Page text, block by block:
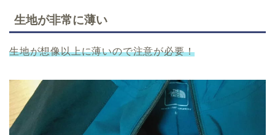
生地が非常に薄い
生地が想像以上に薄いので注意が必要！